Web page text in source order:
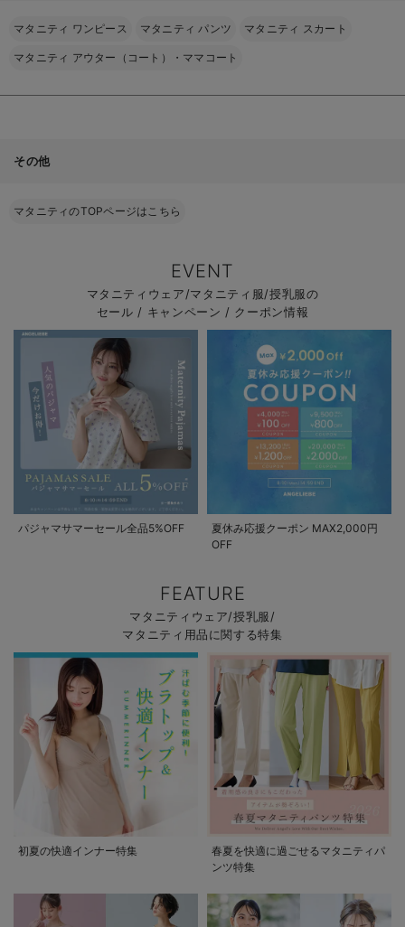
マタニティ ワンピース マタニティ パンツ マタニティ スカート
マタニティ アウター（コート）・ママコート
その他
マタニティのTOPページはこちら
EVENT
マタニティウェア/マタニティ服/授乳服の
セール / キャンペーン / クーポン情報
パジャマサマーセール全品5%OFF
夏休み応援クーポン MAX2,000円
OFF
FEATURE
マタニティウェア/授乳服/
マタニティ用品に関する特集
初夏の快適インナー特集
春夏を快適に過ごせるマタニティパ
ンツ特集